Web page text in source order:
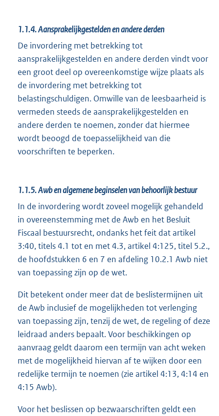
1.1.4.Aansprakelijkgestelden en andere derden
De invordering met betrekking tot
aansprakelijkgestelden en andere derden vindt voor
een groot deel op overeenkomstige wijze plaats als
de invordering met betrekking tot
belastingschuldigen. Omwille van de leesbaarheid is
vermeden steeds de aansprakelijkgestelden en
andere derden te noemen, zonder dat hiermee
wordt beoogd de toepasselijkheid van die
voorschriften te beperken.
1.1.5.Awb en algemene beginselen van behoorlijk bestuur
In de invordering wordt zoveel mogelijk gehandeld
in overeenstemming met de Awb en het Besluit
Fiscaal bestuursrecht, ondanks het feit dat artikel
3:40, titels 4.1 tot en met 4.3, artikel 4:125, titel 5.2.,
de hoofdstukken 6 en 7 en afdeling 10.2.1 Awb niet
van toepassing zijn op de wet.
Dit betekent onder meer dat de beslistermijnen uit
de Awb inclusief de mogelijkheden tot verlenging
van toepassing zijn, tenzij de wet, de regeling of deze
leidraad anders bepaalt. Voor beschikkingen op
aanvraag geldt daarom een termijn van acht weken
met de mogelijkheid hiervan af te wijken door een
redelijke termijn te noemen (zie artikel 4:13, 4:14 en
4:15 Awb).
Voor het beslissen op bezwaarschriften geldt een